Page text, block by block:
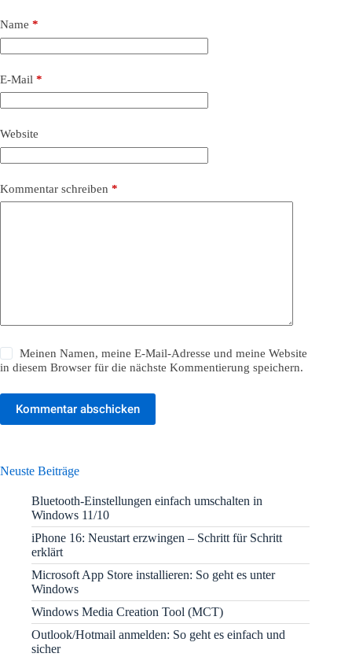
Name *
E-Mail *
Website
Kommentar schreiben *
Meinen Namen, meine E-Mail-Adresse und meine Website
in diesem Browser für die nächste Kommentierung speichern.
Kommentar abschicken
Neuste Beiträge
Bluetooth-Einstellungen einfach umschalten in
Windows 11/10
iPhone 16: Neustart erzwingen – Schritt für Schritt
erklärt
Microsoft App Store installieren: So geht es unter
Windows
Windows Media Creation Tool (MCT)
Outlook/Hotmail anmelden: So geht es einfach und
sicher